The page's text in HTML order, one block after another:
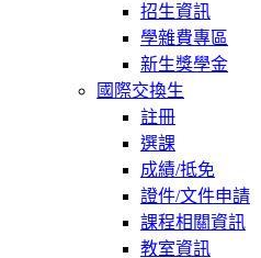
招生資訊
學雜費專區
新生獎學金
國際交換生
註冊
選課
成績/抵免
證件/文件申請
課程相關資訊
教室資訊